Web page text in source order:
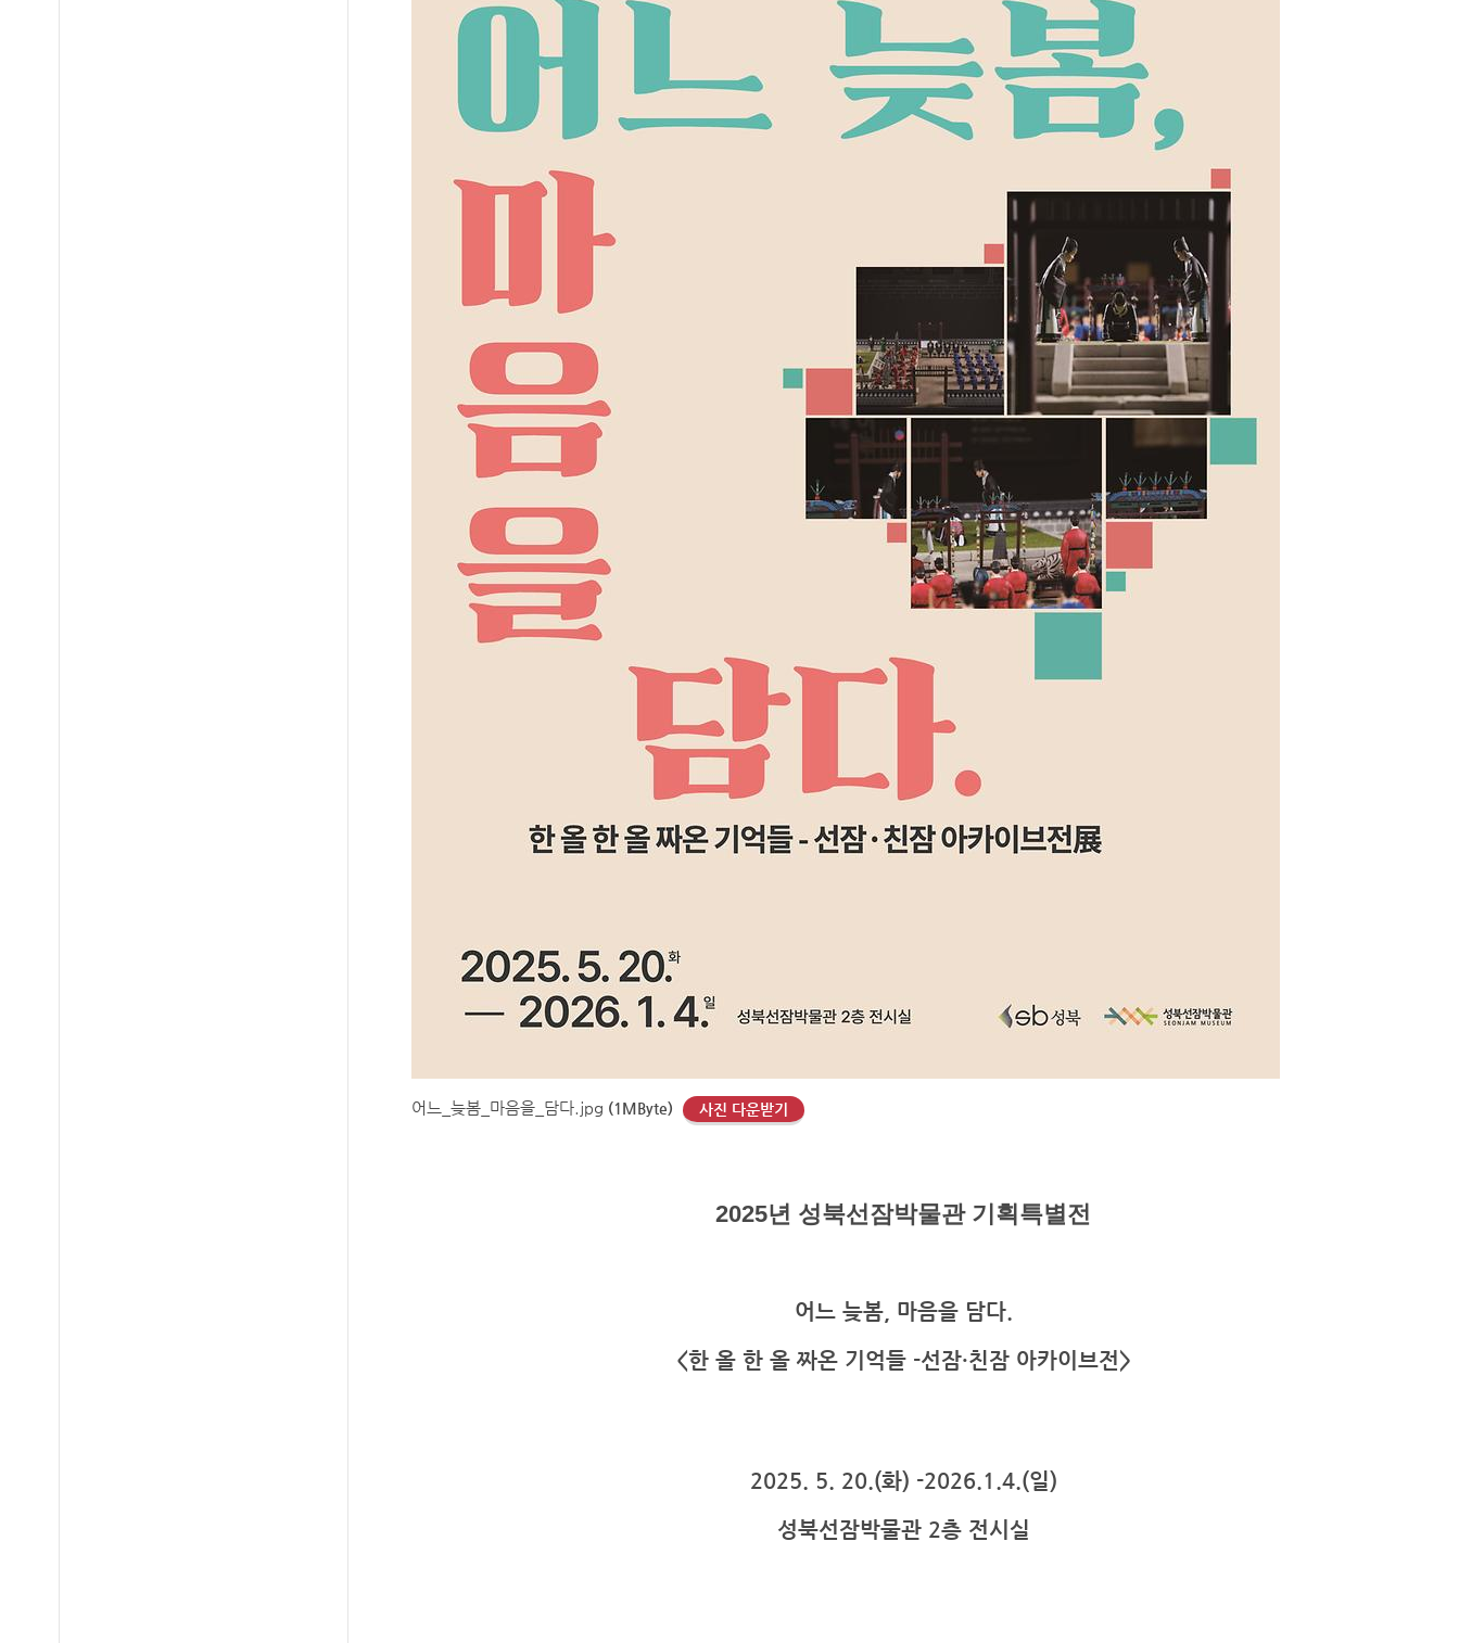
어느_늦봄_마음을_담다.jpg (1MByte) 사진 다운받기
2025년 성북선잠박물관 기획특별전
어느 늦봄, 마음을 담다.
<한 올 한 올 짜온 기억들 -선잠·친잠 아카이브전>
2025. 5. 20.(화) -2026.1.4.(일)
성북선잠박물관 2층 전시실